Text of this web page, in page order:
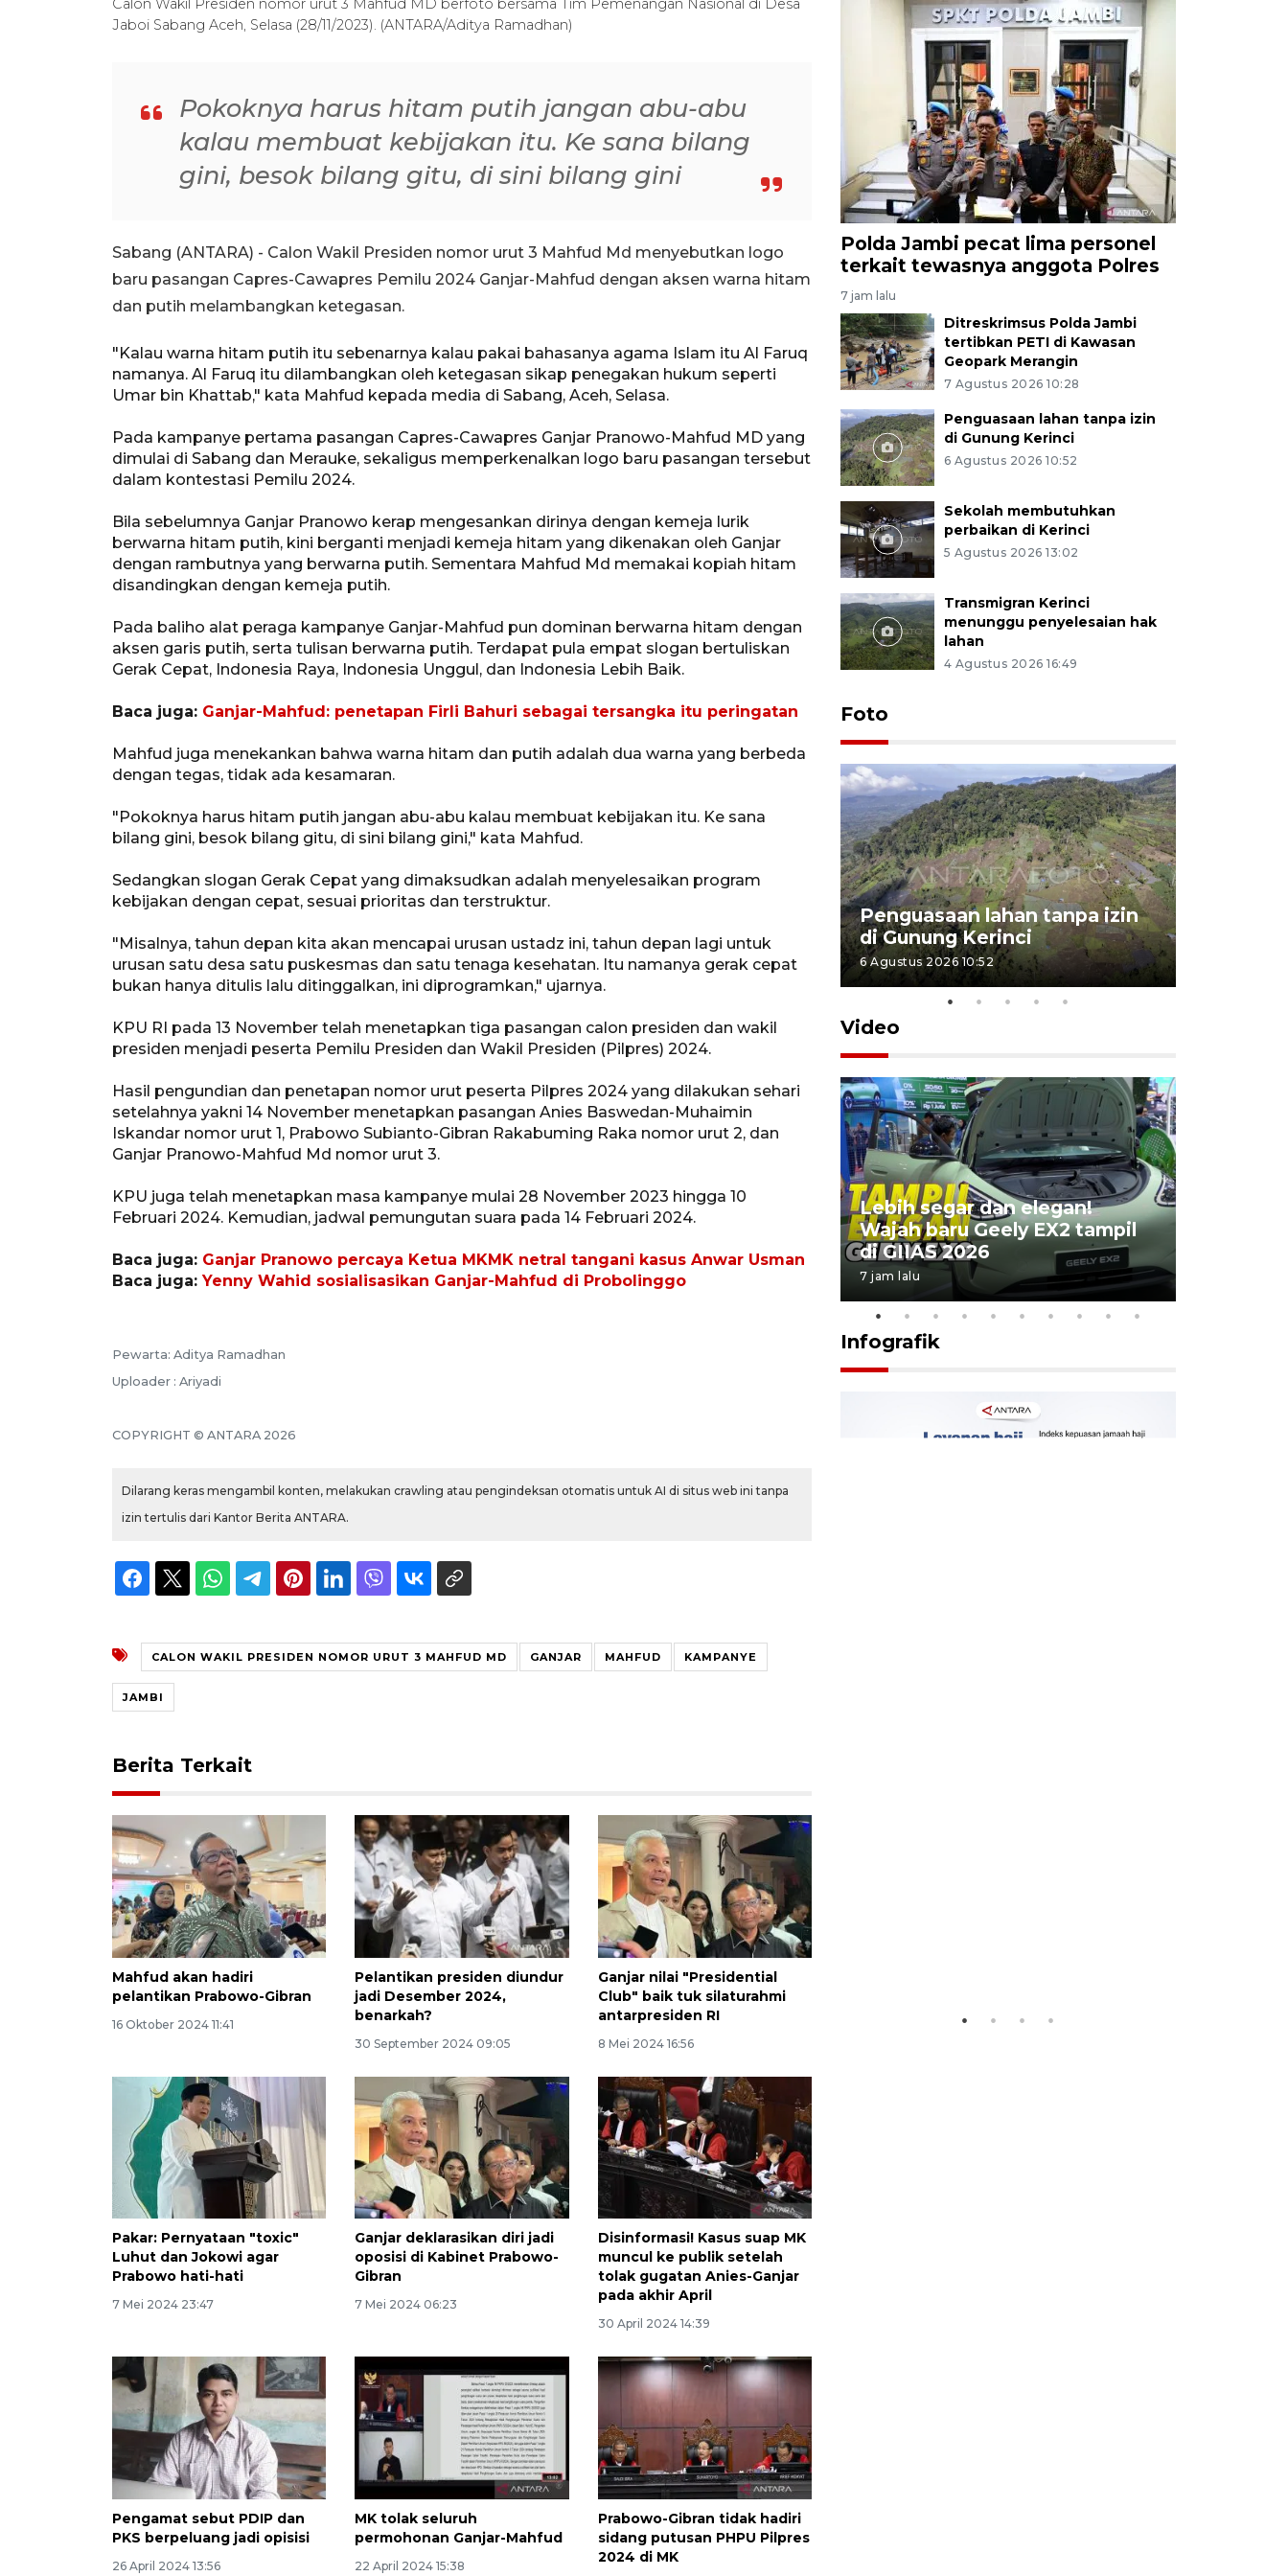
Calon Wakil Presiden nomor urut 3 Mahfud MD berfoto bersama Tim Pemenangan Nasional di Desa
Jaboi Sabang Aceh, Selasa (28/11/2023). (ANTARA/Aditya Ramadhan)
Pokoknya harus hitam putih jangan abu-abu
kalau membuat kebijakan itu. Ke sana bilang
gini, besok bilang gitu, di sini bilang gini
Sabang (ANTARA) - Calon Wakil Presiden nomor urut 3 Mahfud Md menyebutkan logo
baru pasangan Capres-Cawapres Pemilu 2024 Ganjar-Mahfud dengan aksen warna hitam
dan putih melambangkan ketegasan.
"Kalau warna hitam putih itu sebenarnya kalau pakai bahasanya agama Islam itu Al Faruq
namanya. Al Faruq itu dilambangkan oleh ketegasan sikap penegakan hukum seperti
Umar bin Khattab," kata Mahfud kepada media di Sabang, Aceh, Selasa.
Pada kampanye pertama pasangan Capres-Cawapres Ganjar Pranowo-Mahfud MD yang
dimulai di Sabang dan Merauke, sekaligus memperkenalkan logo baru pasangan tersebut
dalam kontestasi Pemilu 2024.
Bila sebelumnya Ganjar Pranowo kerap mengesankan dirinya dengan kemeja lurik
berwarna hitam putih, kini berganti menjadi kemeja hitam yang dikenakan oleh Ganjar
dengan rambutnya yang berwarna putih. Sementara Mahfud Md memakai kopiah hitam
disandingkan dengan kemeja putih.
Pada baliho alat peraga kampanye Ganjar-Mahfud pun dominan berwarna hitam dengan
aksen garis putih, serta tulisan berwarna putih. Terdapat pula empat slogan bertuliskan
Gerak Cepat, Indonesia Raya, Indonesia Unggul, dan Indonesia Lebih Baik.
Baca juga: Ganjar-Mahfud: penetapan Firli Bahuri sebagai tersangka itu peringatan
Mahfud juga menekankan bahwa warna hitam dan putih adalah dua warna yang berbeda
dengan tegas, tidak ada kesamaran.
"Pokoknya harus hitam putih jangan abu-abu kalau membuat kebijakan itu. Ke sana
bilang gini, besok bilang gitu, di sini bilang gini," kata Mahfud.
Sedangkan slogan Gerak Cepat yang dimaksudkan adalah menyelesaikan program
kebijakan dengan cepat, sesuai prioritas dan terstruktur.
"Misalnya, tahun depan kita akan mencapai urusan ustadz ini, tahun depan lagi untuk
urusan satu desa satu puskesmas dan satu tenaga kesehatan. Itu namanya gerak cepat
bukan hanya ditulis lalu ditinggalkan, ini diprogramkan," ujarnya.
KPU RI pada 13 November telah menetapkan tiga pasangan calon presiden dan wakil
presiden menjadi peserta Pemilu Presiden dan Wakil Presiden (Pilpres) 2024.
Hasil pengundian dan penetapan nomor urut peserta Pilpres 2024 yang dilakukan sehari
setelahnya yakni 14 November menetapkan pasangan Anies Baswedan-Muhaimin
Iskandar nomor urut 1, Prabowo Subianto-Gibran Rakabuming Raka nomor urut 2, dan
Ganjar Pranowo-Mahfud Md nomor urut 3.
KPU juga telah menetapkan masa kampanye mulai 28 November 2023 hingga 10
Februari 2024. Kemudian, jadwal pemungutan suara pada 14 Februari 2024.
Baca juga: Ganjar Pranowo percaya Ketua MKMK netral tangani kasus Anwar Usman
Baca juga:Yenny Wahid sosialisasikan Ganjar-Mahfud di Probolinggo
Pewarta: Aditya Ramadhan
Uploader : Ariyadi
COPYRIGHT © ANTARA 2026
Dilarang keras mengambil konten, melakukan crawling atau pengindeksan otomatis untuk AI di situs web ini tanpa
izin tertulis dari Kantor Berita ANTARA.
CALON WAKIL PRESIDEN NOMOR URUT 3 MAHFUD MD GANJAR MAHFUD KAMPANYE
JAMBI
Berita Terkait
Mahfud akan hadiri
pelantikan Prabowo-Gibran
16 Oktober 2024 11:41
Pelantikan presiden diundur
jadi Desember 2024,
benarkah?
30 September 2024 09:05
Ganjar nilai "Presidential
Club" baik tuk silaturahmi
antarpresiden RI
8 Mei 2024 16:56
Pakar: Pernyataan "toxic"
Luhut dan Jokowi agar
Prabowo hati-hati
7 Mei 2024 23:47
Ganjar deklarasikan diri jadi
oposisi di Kabinet Prabowo-
Gibran
7 Mei 2024 06:23
Disinformasi! Kasus suap MK
muncul ke publik setelah
tolak gugatan Anies-Ganjar
pada akhir April
30 April 2024 14:39
Pengamat sebut PDIP dan
PKS berpeluang jadi opisisi
26 April 2024 13:56
MK tolak seluruh
permohonan Ganjar-Mahfud
22 April 2024 15:38
Prabowo-Gibran tidak hadiri
sidang putusan PHPU Pilpres
2024 di MK
Polda Jambi pecat lima personel
terkait tewasnya anggota Polres
7 jam lalu
Ditreskrimsus Polda Jambi
tertibkan PETI di Kawasan
Geopark Merangin
7 Agustus 2026 10:28
Penguasaan lahan tanpa izin
di Gunung Kerinci
6 Agustus 2026 10:52
Sekolah membutuhkan
perbaikan di Kerinci
5 Agustus 2026 13:02
Transmigran Kerinci
menunggu penyelesaian hak
lahan
4 Agustus 2026 16:49
Foto
Batang Tembesi di Jambi
3 Agustus 2026 10:57
Penguasaan lahan tanpa izin
di Gunung Kerinci
6 Agustus 2026 10:52
Video
Penguatan pendidikan melalui
pembaruan buku ajar nasional
19 jam lalu
Lebih segar dan elegan!
Wajah baru Geely EX2 tampil
di GIIAS 2026
7 jam lalu
Infografik
160 ribu sambungan baru
jaringan gas 2026
2026-08-07 18:00:00